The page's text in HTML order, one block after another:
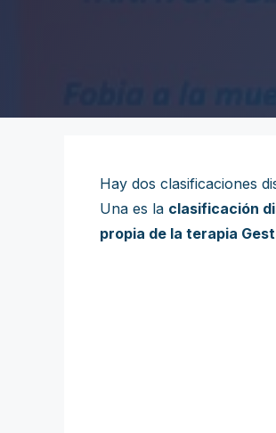
Hay dos clasificaciones
Una es la clasificación
propia de la terapia